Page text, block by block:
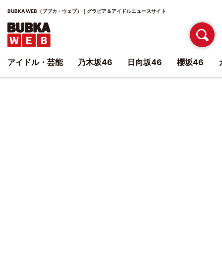
BUBKA WEB（ブブカ・ウェブ）｜グラビア＆アイドルニュースサイト
アイドル・芸能 乃木坂46 日向坂46 櫻坂46